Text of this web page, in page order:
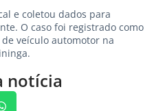
e coletou dados para
O caso foi registrado como
veículo automotor na
notícia